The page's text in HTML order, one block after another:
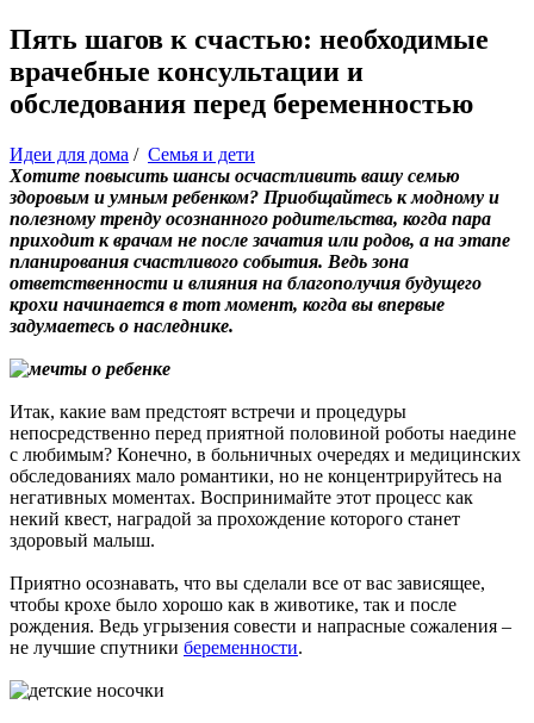
Пять шагов к счастью: необходимые
врачебные консультации и
обследования перед беременностью
Идеи для дома / Семья и дети
Хотите повысить шансы осчастливить вашу семью
здоровым и умным ребенком? Приобщайтесь к модному и
полезному тренду осознанного родительства, когда пара
приходит к врачам не после зачатия или родов, а на этапе
планирования счастливого события. Ведь зона
ответственности и влияния на благополучия будущего
крохи начинается в тот момент, когда вы впервые
задумаетесь о наследнике.
Итак, какие вам предстоят встречи и процедуры
непосредственно перед приятной половиной роботы наедине
с любимым? Конечно, в больничных очередях и медицинских
обследованиях мало романтики, но не концентрируйтесь на
негативных моментах. Воспринимайте этот процесс как
некий квест, наградой за прохождение которого станет
здоровый малыш.
Приятно осознавать, что вы сделали все от вас зависящее,
чтобы крохе было хорошо как в животике, так и после
рождения. Ведь угрызения совести и напрасные сожаления –
не лучшие спутники беременности.